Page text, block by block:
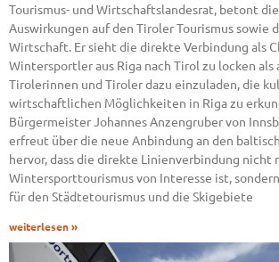
Tourismus- und Wirtschaftslandesrat, betont
Auswirkungen auf den Tiroler Tourismus sowie
Wirtschaft. Er sieht die direkte Verbindung als
Wintersportler aus Riga nach Tirol zu locken als
Tirolerinnen und Tiroler dazu einzuladen, die
wirtschaftlichen Möglichkeiten in Riga zu
Bürgermeister Johannes Anzengruber von
erfreut über die neue Anbindung an den
hervor, dass die direkte Linienverbindung nicht
Wintersporttourismus von Interesse ist,
für den Städtetourismus und die Skigebiete
weiterlesen »